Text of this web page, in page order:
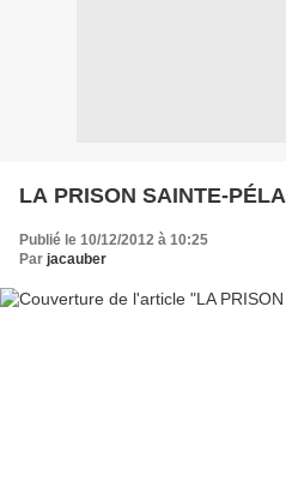
LA PRISON SAINTE-
Publié le 10/12/2012 à 10:25
Par jacauber